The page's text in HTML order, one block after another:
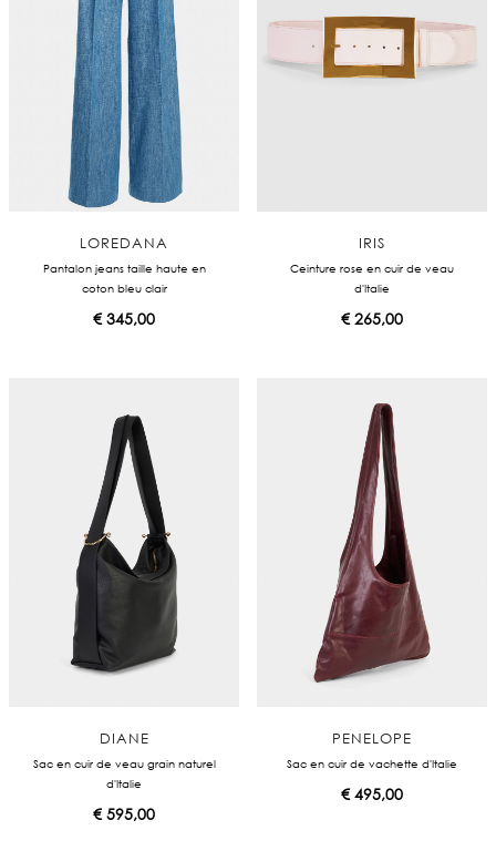
LOREDANA
Pantalon jeans taille haute en
coton bleu clair
€345,00
IRIS
Ceinture rose en cuir de veau
d'Italie
€265,00
DIANE
Sac en cuir de veau grain naturel
d'Italie
€595,00
PENELOPE
Sac en cuir de vachette d'Italie
€495,00